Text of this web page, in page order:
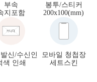
부속
지포함
봉투/스티커
200x100(mm)
신/수신인
색 인쇄
모바일 청첩장
세트스킨